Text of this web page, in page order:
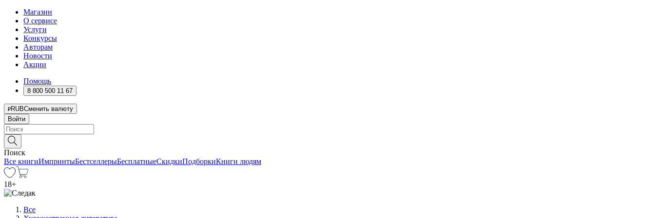
Магазин
О сервисе
Услуги
Конкурсы
Авторам
Новости
Акции
Помощь
8 800 500 11 67
RUBСменить валюту
Войти
Поиск
Все книгиИмпринтыБестселлерыБесплатныеСкидкиПодборкиКниги людям
18+
Все